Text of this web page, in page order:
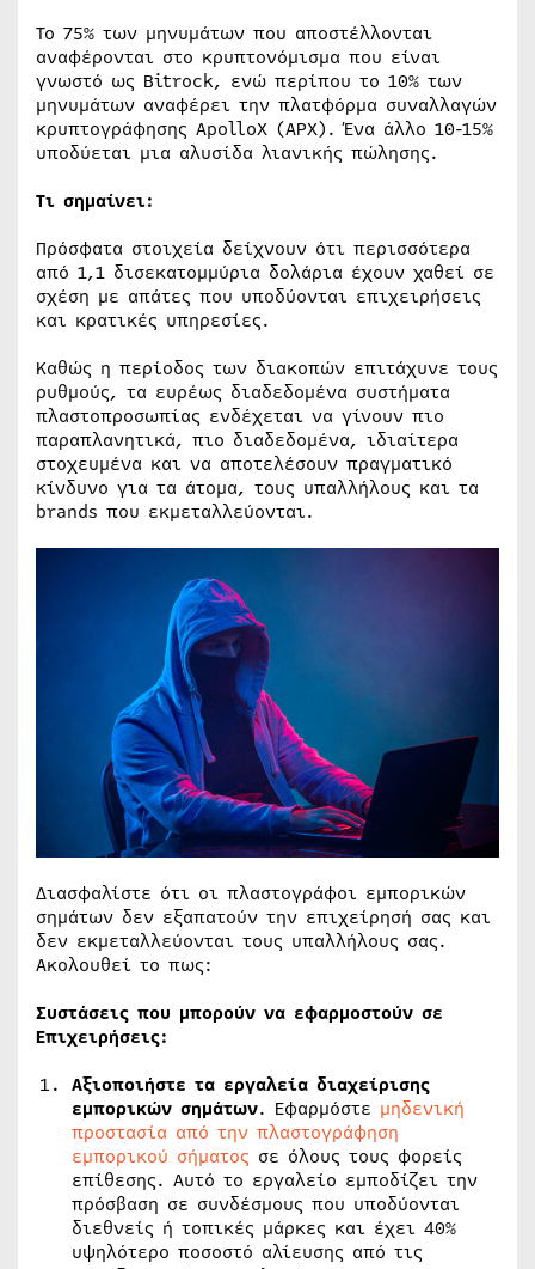
Το 75% των μηνυμάτων που αποστέλλονται
αναφέρονται στο κρυπτονόμισμα που είναι
γνωστό ως Bitrock, ενώ περίπου το 10% των
μηνυμάτων αναφέρει την πλατφόρμα συναλλαγών
κρυπτογράφησης ApolloX (APX). Ένα άλλο 10-15%
υποδύεται μια αλυσίδα λιανικής πώλησης.
Τι σημαίνει:
Πρόσφατα στοιχεία δείχνουν ότι περισσότερα
από 1,1 δισεκατομμύρια δολάρια έχουν χαθεί σε
σχέση με απάτες που υποδύονται επιχειρήσεις
και κρατικές υπηρεσίες.
Καθώς η περίοδος των διακοπών επιτάχυνε τους
ρυθμούς, τα ευρέως διαδεδομένα συστήματα
πλαστοπροσωπίας ενδέχεται να γίνουν πιο
παραπλανητικά, πιο διαδεδομένα, ιδιαίτερα
στοχευμένα και να αποτελέσουν πραγματικό
κίνδυνο για τα άτομα, τους υπαλλήλους και τα
brands που εκμεταλλεύονται.
Διασφαλίστε ότι οι πλαστογράφοι εμπορικών
σημάτων δεν εξαπατούν την επιχείρησή σας και
δεν εκμεταλλεύονται τους υπαλλήλους σας.
Ακολουθεί το πως:
Συστάσεις που μπορούν να εφαρμοστούν σε
Επιχειρήσεις:
Αξιοποιήστε τα εργαλεία διαχείρισης
εμπορικών σημάτων. Εφαρμόστε μηδενική
προστασία από την πλαστογράφηση
εμπορικού σήματος σε όλους τους φορείς
επίθεσης. Αυτό το εργαλείο εμποδίζει την
πρόσβαση σε συνδέσμους που υποδύονται
διεθνείς ή τοπικές μάρκες και έχει 40%
υψηλότερο ποσοστό αλίευσης από τις